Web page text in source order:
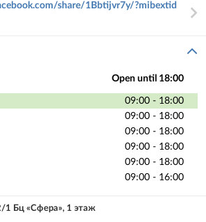
share/1Bbtijvr7y/?mibextid
Open until 18:00
09:00 - 18:00
09:00 - 18:00
09:00 - 18:00
09:00 - 18:00
09:00 - 18:00
09:00 - 16:00
1 Бц «Сфера», 1 этаж